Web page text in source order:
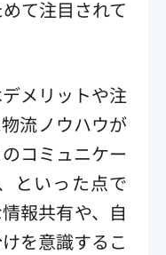
て注目されて
メリットや注
流ノウハウが
コミュニケー
といった点で
報共有や、自
を意識するこ